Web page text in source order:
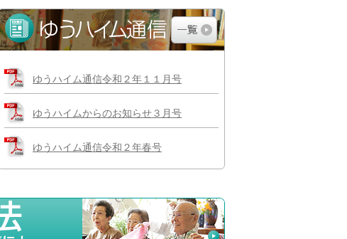
ゆうハイム通信令和２年１１月号
ゆうハイムからのお知らせ３月号
ゆうハイム通信令和２年春号